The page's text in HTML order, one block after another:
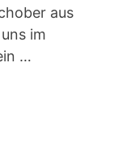
aus
im
…